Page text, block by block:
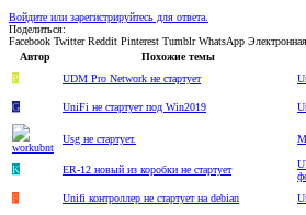
Войдите или зарегистрируйтесь для ответа.
Поделиться:
Facebook Twitter Reddit Pinterest Tumblr WhatsApp
Автор
Похожие темы
P
UDM Pro Network не стартует
G
UniFi не стартует под Win2019
Usg не стартует.
K ER-12 новый из коробки не стартует
F
Unifi контроллер не стартует на debian